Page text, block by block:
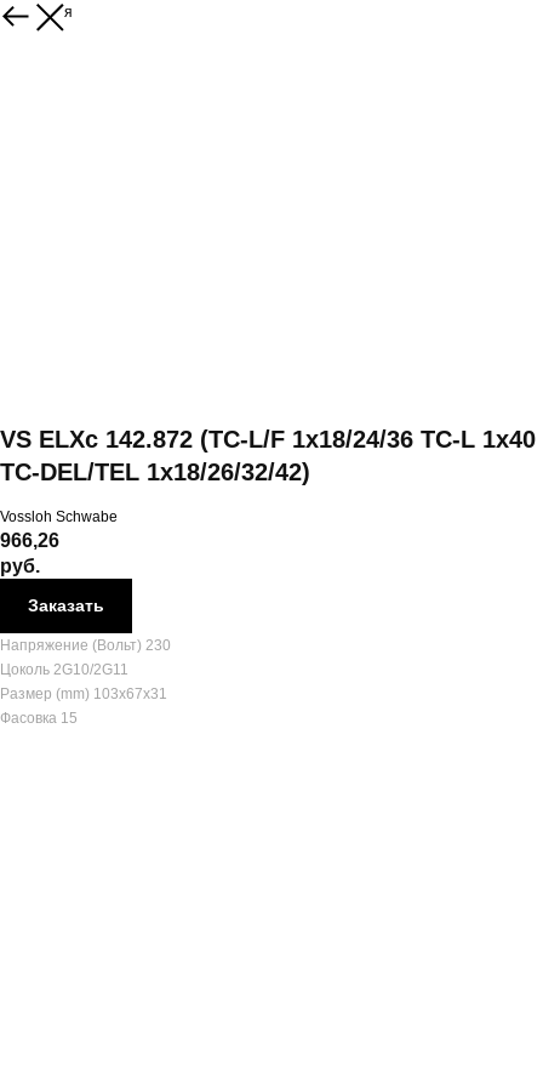
Вернуться
VS ELXc 142.872 (TC-L/F 1x18/24/36 TC-L 1x40
TC-DEL/TEL 1x18/26/32/42)
Vossloh Schwabe
966,26
руб.
Заказать
Напряжение (Вольт) 230
Цоколь 2G10/2G11
Размер (mm) 103x67x31
Фасовка 15